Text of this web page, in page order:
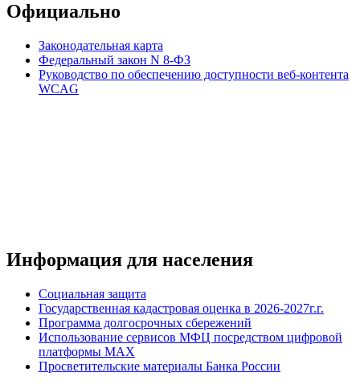
Официально
Законодательная карта
Федеральный закон N 8-ФЗ
Руководство по обеспечению доступности веб-контента
WCAG
Информация для населения
Социальная защита
Государственная кадастровая оценка в 2026-2027г.г.
Программа долгосрочных сбережений
Использование сервисов МФЦ посредством цифровой
платформы MAX
Просветительские материалы Банка России